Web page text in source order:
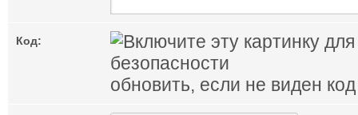
Код:
обновить, если не виден код